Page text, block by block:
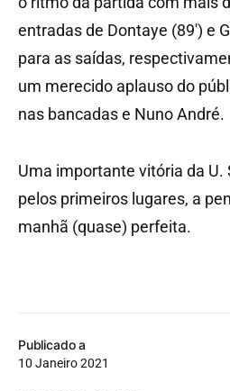
Publicado a
10 Janeiro 2021
entradas de Dontaye (89′) e
para as saídas,
um merecido aplauso do
nas bancadas e Nuno André.
Uma importante vitória da U.
pelos primeiros lugares, a
manhã (quase) perfeita.